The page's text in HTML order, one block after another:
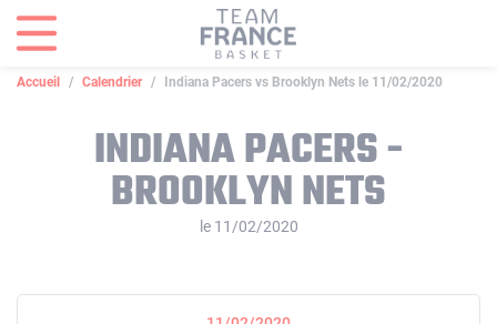
Accueil Calendrier Indiana Pacers vs Brooklyn Nets le 11/02/2020
INDIANA PACERS -
BROOKLYN NETS
le 11/02/2020
Panneau de gestion des cookies